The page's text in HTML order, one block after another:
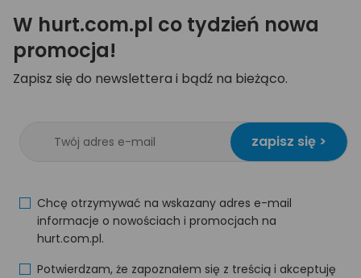
W hurt.com.pl co tydzień nowa
promocja!
Zapisz się do newslettera i bądź na bieżąco.
zapisz się >
Chcę otrzymywać na wskazany adres e-mail
informacje o nowościach i promocjach na
hurt.com.pl.
Potwierdzam, że zapoznałem się z treścią i akceptuję